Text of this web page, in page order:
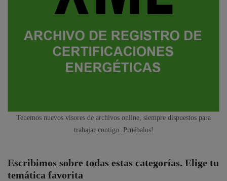
Tenemos nuevos visores de archivos online, siempre dispuestos para
trabajar contigo. Pruébalos!
Escribimos sobre todas estas categorías. Elige tu
temática favorita